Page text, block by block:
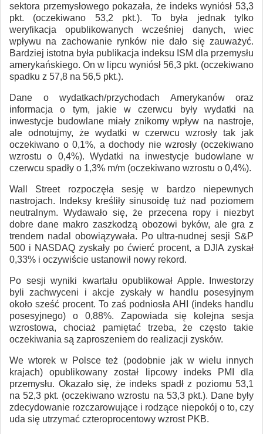
sektora przemysłowego pokazała, że indeks wyniósł 53,3
pkt. (oczekiwano 53,2 pkt.). To była jednak tylko
weryfikacja opublikowanych wcześniej danych, wiec
wpływu na zachowanie rynków nie dało się zauważyć.
Bardziej istotna była publikacja indeksu ISM dla przemysłu
amerykańskiego. On w lipcu wyniósł 56,3 pkt. (oczekiwano
spadku z 57,8 na 56,5 pkt.).
Dane o wydatkach/przychodach Amerykanów oraz
informacja o tym, jakie w czerwcu były wydatki na
inwestycje budowlane miały znikomy wpływ na nastroje,
ale odnotujmy, że wydatki w czerwcu wzrosły tak jak
oczekiwano o 0,1%, a dochody nie wzrosły (oczekiwano
wzrostu o 0,4%). Wydatki na inwestycje budowlane w
czerwcu spadły o 1,3% m/m (oczekiwano wzrostu o 0,4%).
Wall Street rozpoczęła sesję w bardzo niepewnych
nastrojach. Indeksy kreśliły sinusoidę tuż nad poziomem
neutralnym. Wydawało się, że przecena ropy i niezbyt
dobre dane makro zaszkodzą obozowi byków, ale gra z
trendem nadal obowiązywała. Po ultra-nudnej sesji S&P
500 i NASDAQ zyskały po ćwierć procent, a DJIA zyskał
0,33% i oczywiście ustanowił nowy rekord.
Po sesji wyniki kwartału opublikował Apple. Inwestorzy
byli zachwyceni i akcje zyskały w handlu posesyjnym
około sześć procent. To zaś podniosła AHI (indeks handlu
posesyjnego) o 0,88%. Zapowiada się kolejna sesja
wzrostowa, chociaż pamiętać trzeba, że często takie
oczekiwania są zaproszeniem do realizacji zysków.
We wtorek w Polsce też (podobnie jak w wielu innych
krajach) opublikowany został lipcowy indeks PMI dla
przemysłu. Okazało się, że indeks spadł z poziomu 53,1
na 52,3 pkt. (oczekiwano wzrostu na 53,3 pkt.). Dane były
zdecydowanie rozczarowujące i rodzące niepokój o to, czy
uda się utrzymać czteroprocentowy wzrost PKB.